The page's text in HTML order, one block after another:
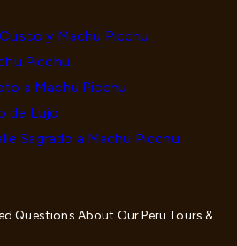
y Machu Picchu
Picchu
a Machu Picchu
de Lujo
Sagrado a Machu Picchu
Questions About Our Peru Tours &